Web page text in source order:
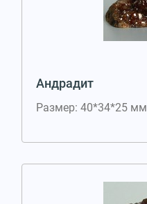
Андрадит
Размер: 40*34*25 мм